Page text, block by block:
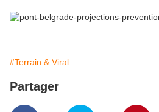
#Terrain & Viral
Partager